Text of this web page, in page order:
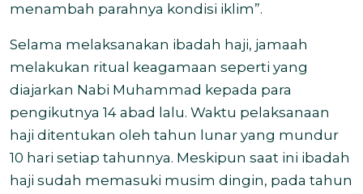
menambah parahnya kondisi iklim”.
Selama melaksanakan ibadah haji, jamaah
melakukan ritual keagamaan seperti yang
diajarkan Nabi Muhammad kepada para
pengikutnya 14 abad lalu. Waktu pelaksanaan
haji ditentukan oleh tahun lunar yang mundur
10 hari setiap tahunnya. Meskipun saat ini ibadah
haji sudah memasuki musim dingin, pada tahun